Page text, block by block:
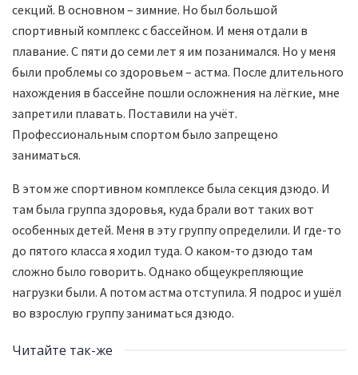
секций. В основном – зимние. Но был большой
спортивный комплекс с бассейном. И меня отдали в
плавание. С пяти до семи лет я им позанимался. Но у меня
были проблемы со здоровьем – астма. После длительного
нахождения в бассейне пошли осложнения на лёгкие, мне
запретили плавать. Поставили на учёт.
Профессиональным спортом было запрещено
заниматься.
В этом же спортивном комплексе была секция дзюдо. И
там была группа здоровья, куда брали вот таких вот
особенных детей. Меня в эту группу определили. И где-то
до пятого класса я ходил туда. О каком-то дзюдо там
сложно было говорить. Однако общеукрепляющие
нагрузки были. А потом астма отступила. Я подрос и ушёл
во взрослую группу заниматься дзюдо.
Читайте так-же